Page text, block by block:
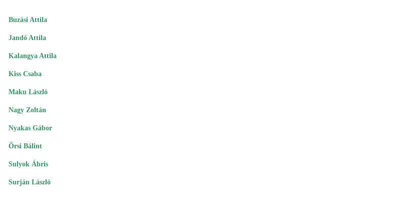
Buzási Attila
Jandó Attila
Kalangya Attila
Kiss Csaba
Maku László
Nagy Zoltán
Nyakas Gábor
Õrsi Bálint
Sulyok Ábris
Surján László